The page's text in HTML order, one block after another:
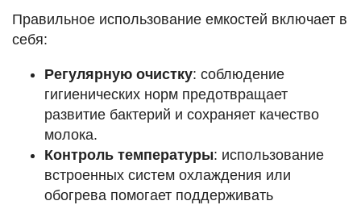
Правильное использование емкостей включает в
себя:
Регулярную очистку: соблюдение
гигиенических норм предотвращает
развитие бактерий и сохраняет качество
молока.
Контроль температуры: использование
встроенных систем охлаждения или
обогрева помогает поддерживать